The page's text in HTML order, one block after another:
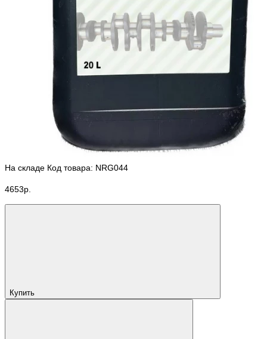
На складе Код товара: NRG044
4653р.
Купить